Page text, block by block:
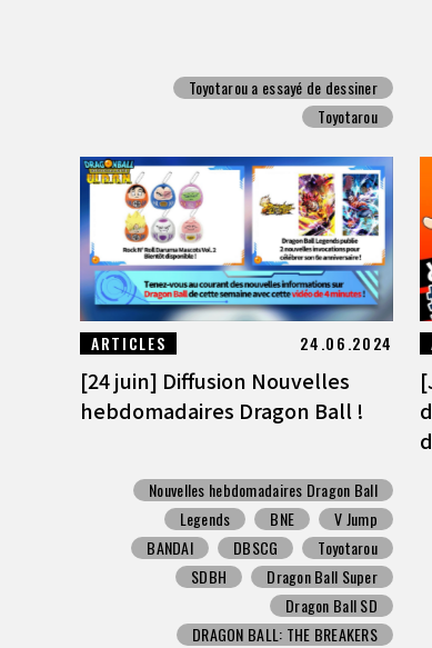
Toyotarou a essayé de dessiner
Toyotarou
ARTICLES 24.06.2024
[24 juin] Diffusion Nouvelles
hebdomadaires Dragon Ball !
Nouvelles hebdomadaires Dragon Ball
Legends
BNE
V Jump
BANDAI
DBSCG
Toyotarou
SDBH
Dragon Ball Super
Dragon Ball SD
DRAGON BALL: THE BREAKERS